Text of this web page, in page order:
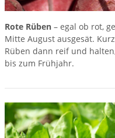
Rote Rüben – egal ob rot,
Mitte August ausgesät.
Rüben dann reif und
bis zum Frühjahr.